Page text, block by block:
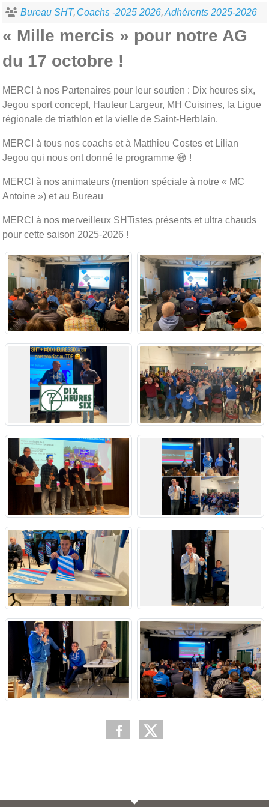
Bureau SHT Coachs -2025 2026 Adhérents 2025-2026
« Mille mercis » pour notre AG
du 17 octobre !
MERCI à nos Partenaires pour leur soutien : Dix heures six,
Jegou sport concept, Hauteur Largeur, MH Cuisines, la Ligue
régionale de triathlon et la vielle de Saint-Herblain.
MERCI à tous nos coachs et à Matthieu Costes et Lilian
Jegou qui nous ont donné le programme 😅 !
MERCI à nos animateurs (mention spéciale à notre « MC
Antoine ») et au Bureau
MERCI à nos merveilleux SHTistes présents et ultra chauds
pour cette saison 2025-2026 !